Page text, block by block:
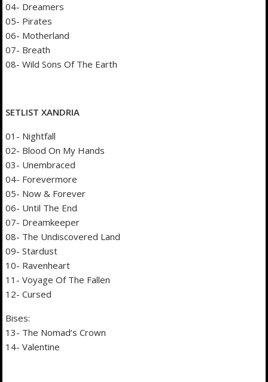
04- Dreamers
05- Pirates
06- Motherland
07- Breath
08- Wild Sons Of The Earth
SETLIST XANDRIA
01- Nightfall
02- Blood On My Hands
03- Unembraced
04- Forevermore
05- Now & Forever
06- Until The End
07- Dreamkeeper
08- The Undiscovered Land
09- Stardust
10- Ravenheart
11- Voyage Of The Fallen
12- Cursed
Bises:
13- The Nomad’s Crown
14- Valentine